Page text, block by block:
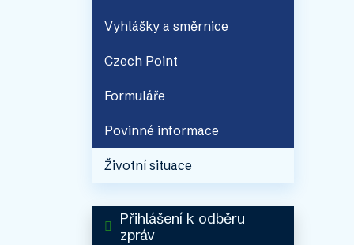
Vyhlášky a směrnice
Czech Point
Formuláře
Povinné informace
Životní situace
Přihlášení k odběru
zpráv